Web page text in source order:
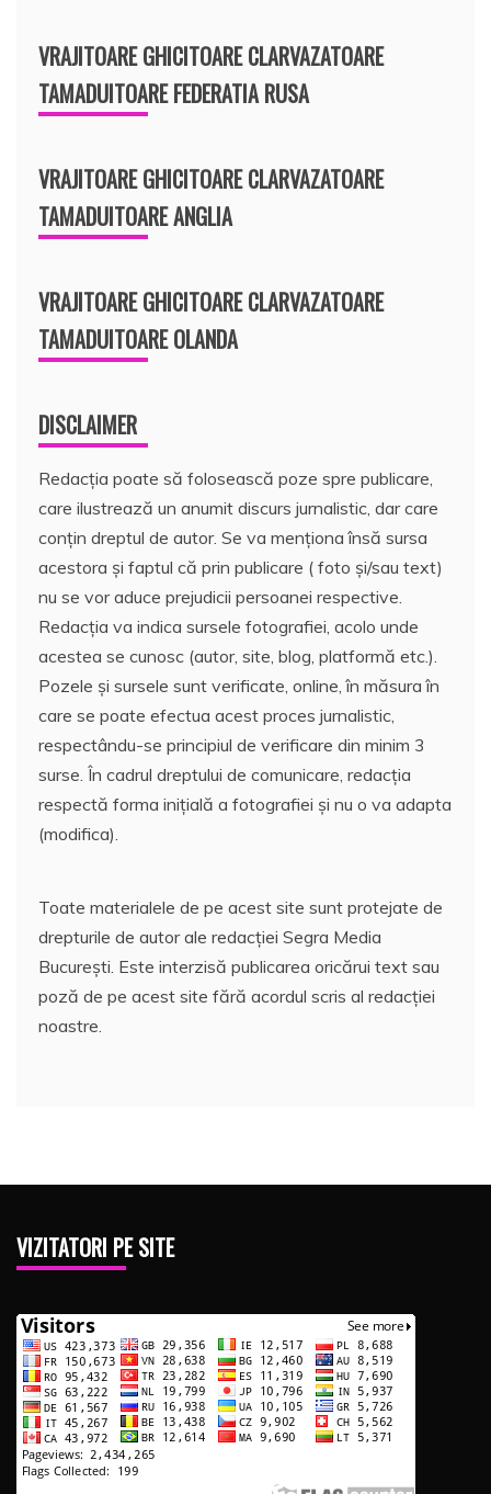
VRAJITOARE GHICITOARE CLARVAZATOARE
TAMADUITOARE FEDERATIA RUSA
VRAJITOARE GHICITOARE CLARVAZATOARE
TAMADUITOARE ANGLIA
VRAJITOARE GHICITOARE CLARVAZATOARE
TAMADUITOARE OLANDA
DISCLAIMER
Redacția poate să folosească poze spre publicare,
care ilustrează un anumit discurs jurnalistic, dar care
conțin dreptul de autor. Se va menționa însă sursa
acestora și faptul că prin publicare ( foto și/sau text)
nu se vor aduce prejudicii persoanei respective.
Redacția va indica sursele fotografiei, acolo unde
acestea se cunosc (autor, site, blog, platformă etc.).
Pozele și sursele sunt verificate, online, în măsura în
care se poate efectua acest proces jurnalistic,
respectându-se principiul de verificare din minim 3
surse. În cadrul dreptului de comunicare, redacția
respectă forma inițială a fotografiei și nu o va adapta
(modifica).
Toate materialele de pe acest site sunt protejate de
drepturile de autor ale redacției Segra Media
București. Este interzisă publicarea oricărui text sau
poză de pe acest site fără acordul scris al redacției
noastre.
VIZITATORI PE SITE